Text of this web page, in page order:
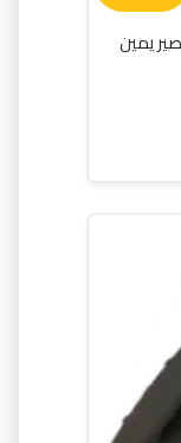
خلفي صني 2014 قصير يمين